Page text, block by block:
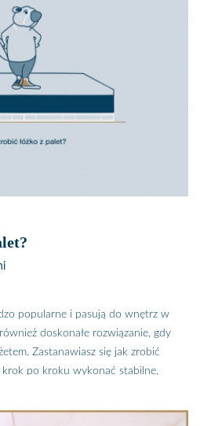
do naszych potrzeb i upodobań
takie wnętrze, pamiętajmy, że
kształty i faktury, dzięki którym w
stworzysz oazę spokoju.
materiały i naturalne faktury
do natury, sprawia, że w
ryba w wodzie. A to dzięki odrzuceniu
choć piękne jest niezgodne z naszą
popularne i pasują do wnętrz w
doskonałe rozwiązanie, gdy
Zastanawiasz się jak zrobić
krok po kroku wykonać stabilne,
z najbardziej popularnych trendów